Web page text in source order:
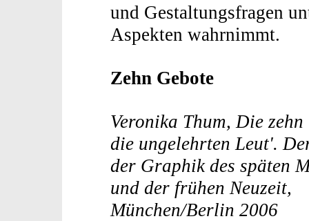
und Gestaltungsfragen
Aspekten wahrnimmt.
Zehn Gebote
Veronika Thum, Die
die ungelehrten Leut'.
der Graphik des späten
und der frühen Neuzeit,
München/Berlin 2006